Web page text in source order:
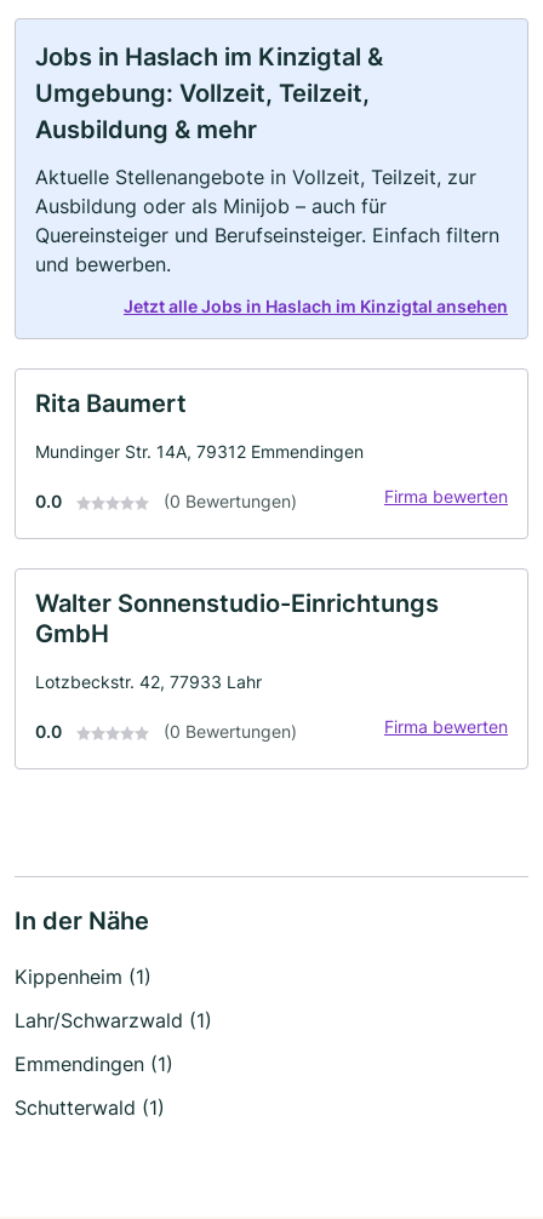
Jobs in Haslach im Kinzigtal &
Umgebung: Vollzeit, Teilzeit,
Ausbildung & mehr
Aktuelle Stellenangebote in Vollzeit, Teilzeit, zur
Ausbildung oder als Minijob – auch für
Quereinsteiger und Berufseinsteiger. Einfach filtern
und bewerben.
Jetzt alle Jobs in Haslach im Kinzigtal ansehen
Rita Baumert
Mundinger Str. 14A, 79312 Emmendingen
0.0 (0 Bewertungen) Firma bewerten
Walter Sonnenstudio-Einrichtungs
GmbH
Lotzbeckstr. 42, 77933 Lahr
0.0 (0 Bewertungen) Firma bewerten
In der Nähe
Kippenheim (1)
Lahr/Schwarzwald (1)
Emmendingen (1)
Schutterwald (1)